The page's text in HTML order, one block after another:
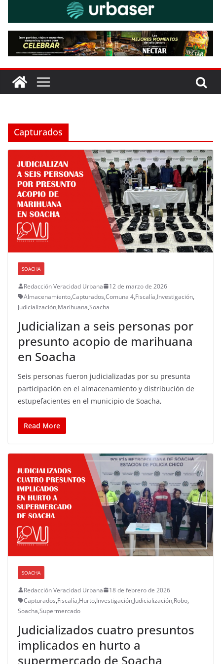
Capturados
SOACHA
Redacción Veracidad Urbana
12 de marzo de 2026
Almacenamiento,Capturados,Comuna 4,Fiscalía,Investigación,
Judicialización,Marihuana,Soacha
Judicializan a seis personas por
presunto acopio de marihuana
en Soacha
Seis personas fueron judicializadas por su presunta
participación en el almacenamiento y distribución de
estupefacientes en el municipio de Soacha,
Read More
SOACHA
Redacción Veracidad Urbana
18 de febrero de 2026
Capturados,Fiscalía,Hurto,Investigación,Judicialización,Robo,
Soacha,Supermercado
Judicializados cuatro presuntos
implicados en hurto a
supermercado de Soacha